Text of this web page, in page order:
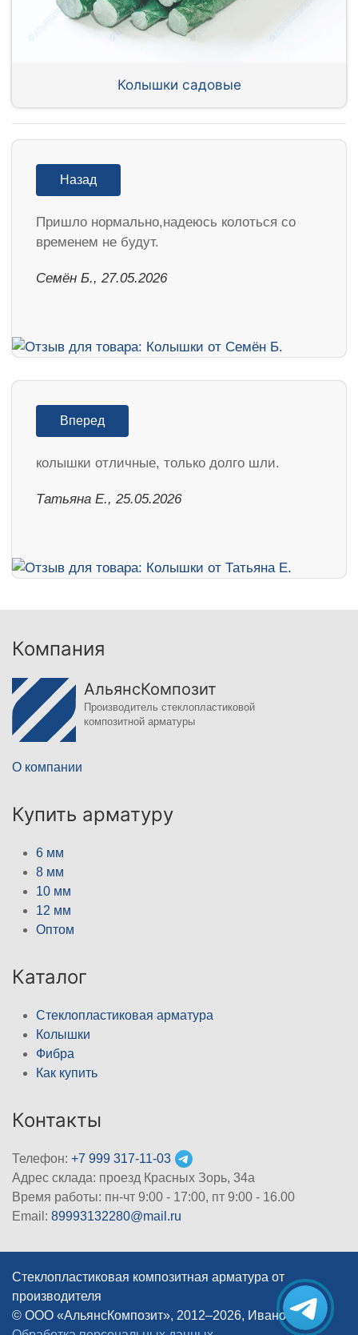
Колышки садовые
Назад
Пришло нормально,надеюсь колоться со
временем не будут.
Семён Б., 27.05.2026
Вперед
колышки отличные, только долго шли.
Татьяна Е., 25.05.2026
Компания
АльянсКомпозит
Производитель стеклопластиковой
композитной арматуры
О компании
Купить арматуру
6 мм
8 мм
10 мм
12 мм
Оптом
Каталог
Стеклопластиковая арматура
Колышки
Фибра
Как купить
Контакты
Телефон: +7 999 317-11-03
Адрес склада: проезд Красных Зорь, 34а
Время работы: пн-чт 9:00 - 17:00, пт 9:00 - 16.00
Email: 89993132280@mail.ru
Стеклопластиковая композитная арматура от
производителя
© ООО «АльянсКомпозит», 2012–2026, Иваново
|